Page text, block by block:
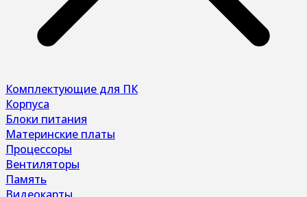
Комплектующие для ПК
Корпуса
Блоки питания
Материнские платы
Процессоры
Вентиляторы
Память